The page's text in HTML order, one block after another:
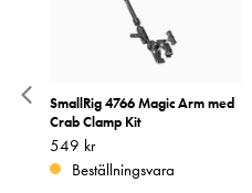
SmallRig 4766 Magic Arm med
Crab Clamp Kit
Pris: 549 kr
549 kr
Beställningsvara